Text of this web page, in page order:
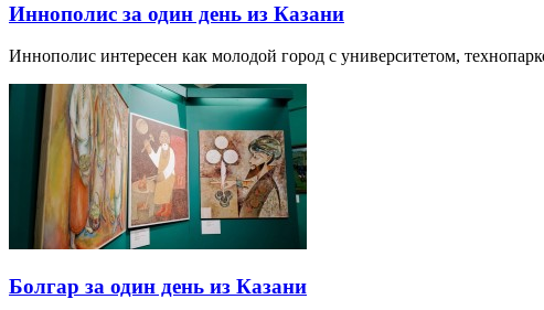
Иннополис за один день из Казани
Иннополис интересен как молодой город с университетом,
Болгар за один день из Казани